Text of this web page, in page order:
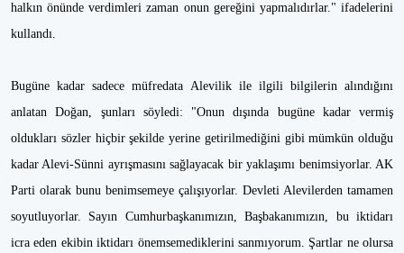
halkın önünde verdimleri zaman onun gereğini yapmalıdırlar." ifadelerini
kullandı.
Bugüne kadar sadece müfredata Alevilik ile ilgili bilgilerin alındığını
anlatan Doğan, şunları söyledi: "Onun dışında bugüne kadar vermiş
oldukları sözler hiçbir şekilde yerine getirilmediğini gibi mümkün olduğu
kadar Alevi-Sünni ayrışmasını sağlayacak bir yaklaşımı benimsiyorlar. AK
Parti olarak bunu benimsemeye çalışıyorlar. Devleti Alevilerden tamamen
soyutluyorlar. Sayın Cumhurbaşkanımızın, Başbakanımızın, bu iktidarı
icra eden ekibin iktidarı önemsemediklerini sanmıyorum. Şartlar ne olursa